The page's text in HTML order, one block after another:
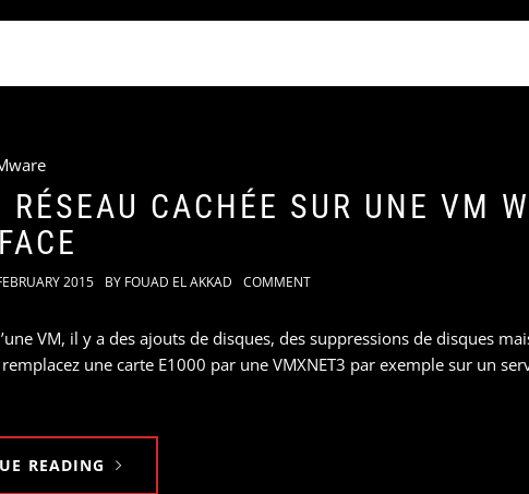
RÉSEAU CACHÉE SUR UNE VM
2015 BY FOUAD EL AKKAD COMMENT
VM, il y a des ajouts de disques, des suppressions de disques
une carte E1000 par une VMXNET3 par exemple sur un
READING